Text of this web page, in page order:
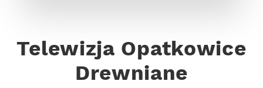
Telewizja Opatkowice
Drewniane